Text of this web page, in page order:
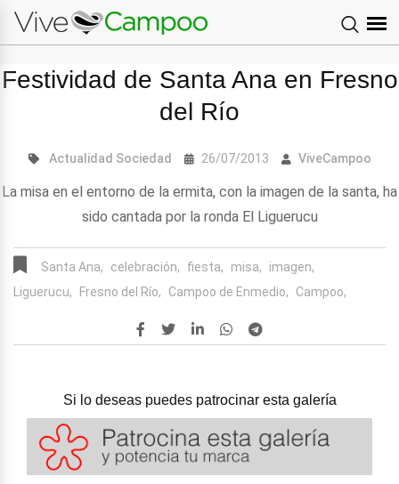
Festividad de Santa Ana en Fresno
del Río
Actualidad Sociedad 26/07/2013 ViveCampoo
La misa en el entorno de la ermita, con la imagen de la santa, ha
sido cantada por la ronda El Liguerucu
Santa Ana, celebración, fiesta, misa,
imagen,
Liguerucu,
Fresno del Río, Campoo de Enmedio, Campoo,
Si lo deseas puedes patrocinar esta galería